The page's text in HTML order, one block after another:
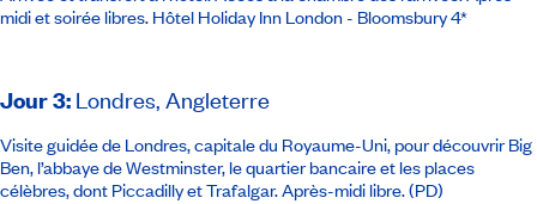
midi et soirée libres. Hôtel Holiday Inn London - Bloomsbury 4*
Jour 3: Londres, Angleterre
Visite guidée de Londres, capitale du Royaume-Uni, pour découvrir Big
Ben, l’abbaye de Westminster, le quartier bancaire et les places
célèbres, dont Piccadilly et Trafalgar. Après-midi libre. (PD)